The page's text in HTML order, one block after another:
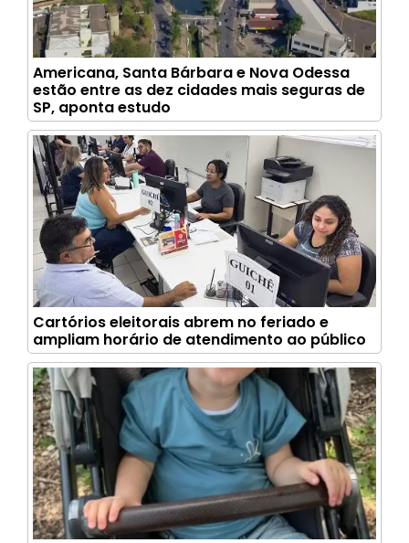
Americana, Santa Bárbara e Nova Odessa
estão entre as dez cidades mais seguras de
SP, aponta estudo
Cartórios eleitorais abrem no feriado e
ampliam horário de atendimento ao público